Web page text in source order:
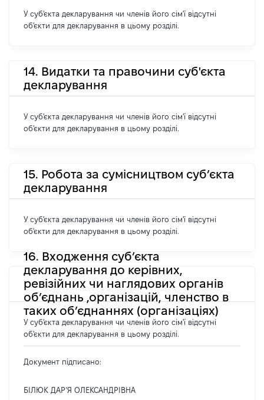
У суб'єкта декларування чи членів його сім'ї відсутні
об'єкти для декларування в цьому розділі.
14. Видатки та правочини суб'єкта
декларування
У суб'єкта декларування чи членів його сім'ї відсутні
об'єкти для декларування в цьому розділі.
15. Робота за сумісництвом суб’єкта
декларування
У суб'єкта декларування чи членів його сім'ї відсутні
об'єкти для декларування в цьому розділі.
16. Входження суб’єкта
декларування до керівних,
ревізійних чи наглядових органів
об’єднань ,організацій, членство в
таких об’єднаннях (організаціях)
У суб'єкта декларування чи членів його сім'ї відсутні
об'єкти для декларування в цьому розділі.
Документ підписано:
БІЛЮК ДАР’Я ОЛЕКСАНДРІВНА